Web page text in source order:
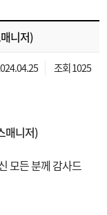
니저)
조회 1025
매니저)
모든 분께 감사드